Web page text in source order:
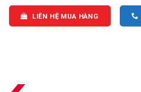
LIÊN HỆ MUA HÀNG